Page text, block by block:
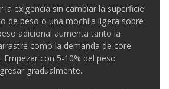
la exigencia sin cambiar la superficie:
de peso o una mochila ligera sobre
adicional aumenta tanto la
como la demanda de core
Empezar con 5-10% del peso
gradualmente.